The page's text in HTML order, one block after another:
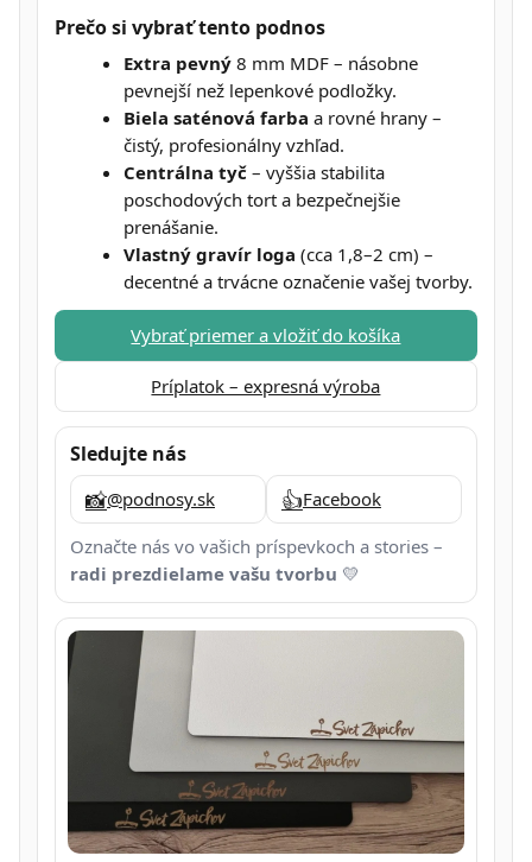
Prečo si vybrať tento podnos
Extra pevný 8 mm MDF – násobne
pevnejší než lepenkové podložky.
Biela saténová farba a rovné hrany –
čistý, profesionálny vzhľad.
Centrálna tyč – vyššia stabilita
poschodových tort a bezpečnejšie
prenášanie.
Vlastný gravír loga (cca 1,8–2 cm) –
decentné a trvácne označenie vašej tvorby.
Vybrať priemer a vložiť do košíka
Príplatok – expresná výroba
Sledujte nás
📸@podnosy.sk 👍Facebook
Označte nás vo vašich príspevkoch a stories –
radi prezdielame vašu tvorbu 💛